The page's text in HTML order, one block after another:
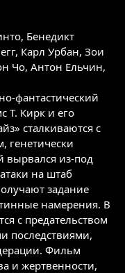
, Бенедикт
, Карл Урбан, Зои
Чо, Антон Ельчин,
фантастический
Т. Кирк и его
сталкиваются с
из-под
на штаб
задание
намерения. В
с предательством
последствиями,
Фильм
и жертвенности,